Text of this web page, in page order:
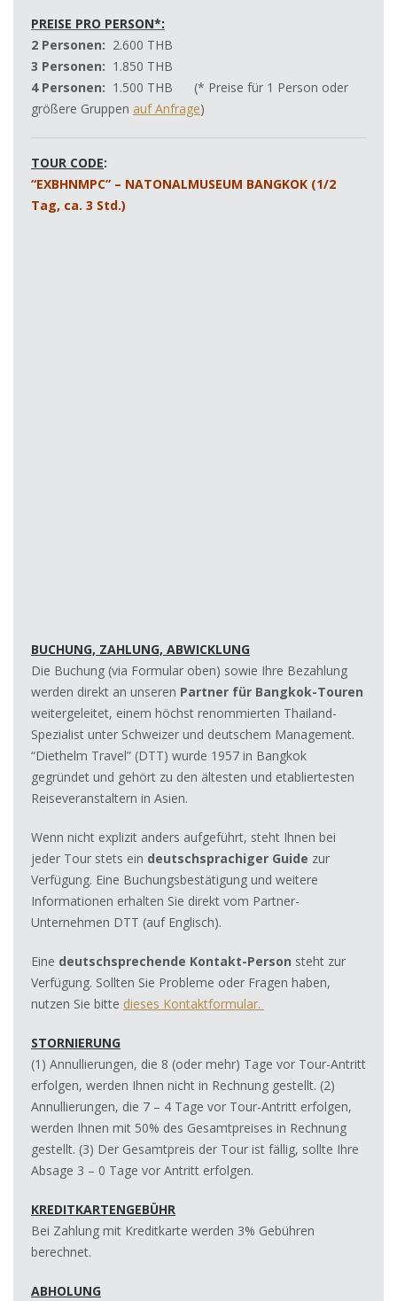
PREISE PRO PERSON*:
2 Personen: 2.600 THB
3 Personen: 1.850 THB
4 Personen: 1.500 THB (* Preise für 1 Person oder
größere Gruppen auf Anfrage)
TOUR CODE:
“EXBHNMPC” – NATONALMUSEUM BANGKOK (1/2
Tag, ca. 3 Std.)
BUCHUNG, ZAHLUNG, ABWICKLUNG
Die Buchung (via Formular oben) sowie Ihre Bezahlung
werden direkt an unseren Partner für Bangkok-Touren
weitergeleitet, einem höchst renommierten Thailand-
Spezialist unter Schweizer und deutschem Management.
“Diethelm Travel” (DTT) wurde 1957 in Bangkok
gegründet und gehört zu den ältesten und etabliertesten
Reiseveranstaltern in Asien.
Wenn nicht explizit anders aufgeführt, steht Ihnen bei
jeder Tour stets ein deutschsprachiger Guide zur
Verfügung. Eine Buchungsbestätigung und weitere
Informationen erhalten Sie direkt vom Partner-
Unternehmen DTT (auf Englisch).
Eine deutschsprechende Kontakt-Person steht zur
Verfügung. Sollten Sie Probleme oder Fragen haben,
nutzen Sie bitte dieses Kontaktformular.
STORNIERUNG
(1) Annullierungen, die 8 (oder mehr) Tage vor Tour-Antritt
erfolgen, werden Ihnen nicht in Rechnung gestellt. (2)
Annullierungen, die 7 – 4 Tage vor Tour-Antritt erfolgen,
werden Ihnen mit 50% des Gesamtpreises in Rechnung
gestellt. (3) Der Gesamtpreis der Tour ist fällig, sollte Ihre
Absage 3 – 0 Tage vor Antritt erfolgen.
KREDITKARTENGEBÜHR
Bei Zahlung mit Kreditkarte werden 3% Gebühren
berechnet.
ABHOLUNG